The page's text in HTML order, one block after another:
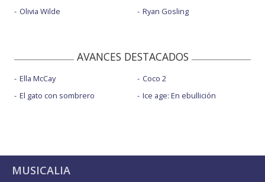
Olivia Wilde
Ryan Gosling
AVANCES DESTACADOS
Ella McCay
El gato con sombrero
Coco 2
Ice age: En ebullición
MUSICALIA